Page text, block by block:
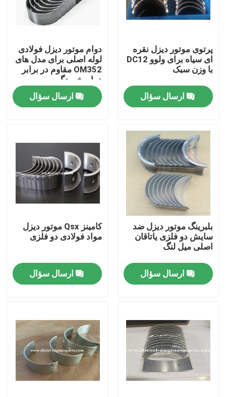
خانه
محصولات
فیلم های
دربارهی ما
کارخانه تور
تماس با ما
درخواست نقل قول
پرتوی موتور دیزل نقره
ای سیاه برای ولوو DC12
با وزن سبک
ارسال سؤال
دوام موتور دیزل فولادی
لوله اصلی برای مدل های
OM352 مقاوم در برابر
دما و خوردگی
ارسال سؤال
بلبرینگ موتور دیزل ضد
سایش دو فلزی یاتاقان
اصلی میل لنگ
ارسال سؤال
کامینز Qsx موتور دیزل
مواد فولادی دو فلزی
ارسال سؤال